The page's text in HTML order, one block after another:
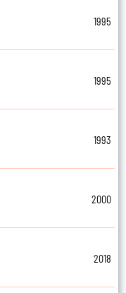
1995
1995
1993
2000
2018